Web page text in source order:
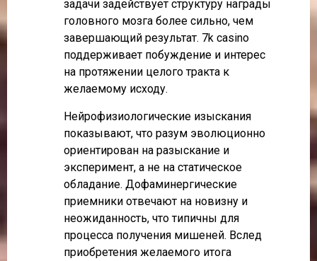
задачи задействует структуру награды
головного мозга более сильно, чем
завершающий результат. 7k casino
поддерживает побуждение и интерес
на протяжении целого тракта к
желаемому исходу.
Нейрофизиологические изыскания
показывают, что разум эволюционно
ориентирован на разыскание и
эксперимент, а не на статическое
обладание. Дофаминергические
приемники отвечают на новизну и
неожиданность, что типичны для
процесса получения мишеней. Вслед
приобретения желаемого итога